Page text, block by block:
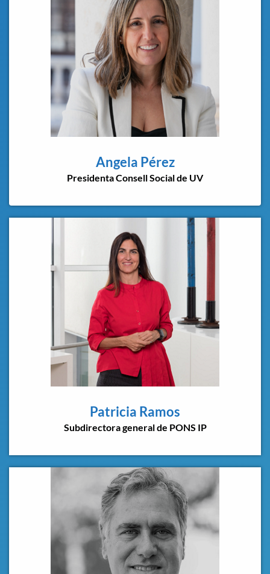
Angela Pérez
Presidenta Consell Social de UV
Patricia Ramos
Subdirectora general de PONS IP